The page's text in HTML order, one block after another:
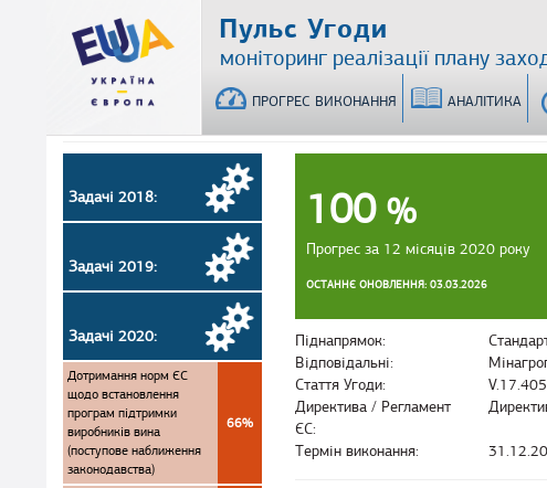
Пульс Угоди
моніторинг реалізації плану
ПРОГРЕС ВИКОНАННЯ АНАЛІТИКА
100 %
Прогрес за 12 місяців 2020 року
ОСТАННЄ ОНОВЛЕННЯ: 03.03.2026
Піднапрямок:
Відповідальні:
Стаття Угоди:
Директива / Регламент
ЄС:
Термін виконання:
Задачі 2018:
Задачі 2019:
Задачі 2020:
Дотримання норм ЄС
щодо встановлення
програм підтримки
виробників вина
(поступове наближення
законодавства)
66%